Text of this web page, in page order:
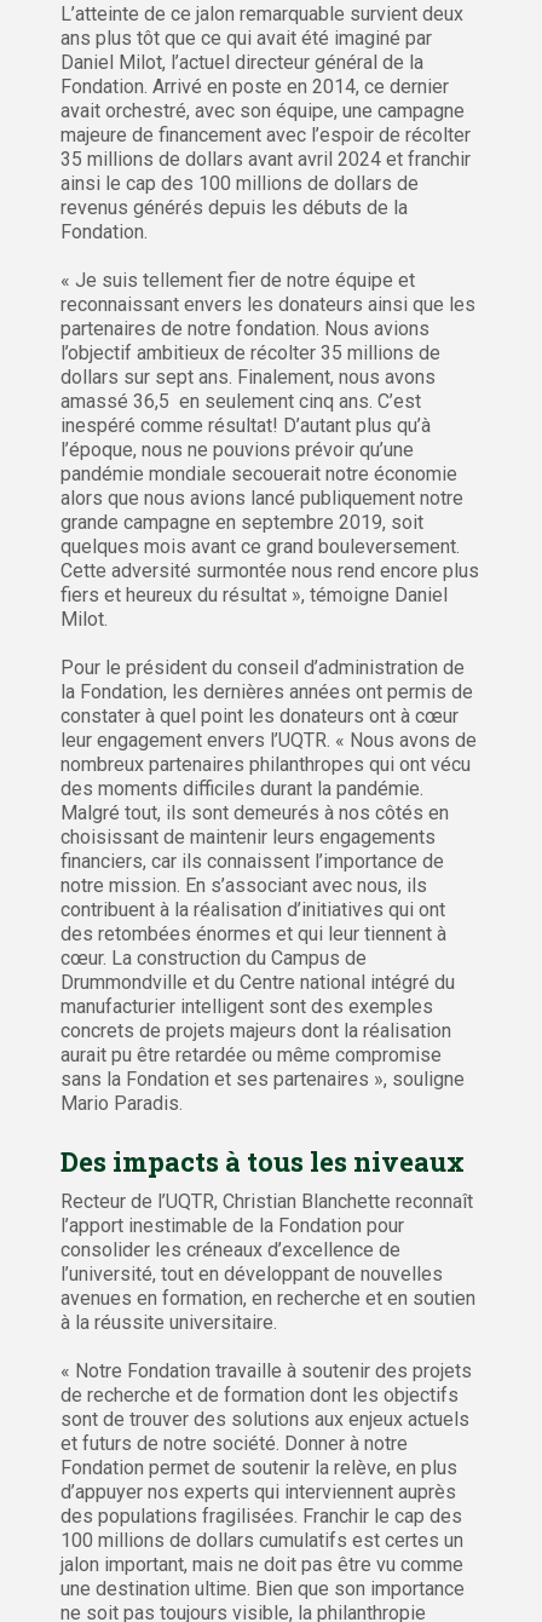
L’atteinte de ce jalon remarquable survient deux
ans plus tôt que ce qui avait été imaginé par
Daniel Milot, l’actuel directeur général de la
Fondation. Arrivé en poste en 2014, ce dernier
avait orchestré, avec son équipe, une campagne
majeure de financement avec l’espoir de récolter
35 millions de dollars avant avril 2024 et franchir
ainsi le cap des 100 millions de dollars de
revenus générés depuis les débuts de la
Fondation.
« Je suis tellement fier de notre équipe et
reconnaissant envers les donateurs ainsi que les
partenaires de notre fondation. Nous avions
l’objectif ambitieux de récolter 35 millions de
dollars sur sept ans. Finalement, nous avons
amassé 36,5 en seulement cinq ans. C’est
inespéré comme résultat! D’autant plus qu’à
l’époque, nous ne pouvions prévoir qu’une
pandémie mondiale secouerait notre économie
alors que nous avions lancé publiquement notre
grande campagne en septembre 2019, soit
quelques mois avant ce grand bouleversement.
Cette adversité surmontée nous rend encore plus
fiers et heureux du résultat », témoigne Daniel
Milot.
Pour le président du conseil d’administration de
la Fondation, les dernières années ont permis de
constater à quel point les donateurs ont à cœur
leur engagement envers l’UQTR. « Nous avons de
nombreux partenaires philanthropes qui ont vécu
des moments difficiles durant la pandémie.
Malgré tout, ils sont demeurés à nos côtés en
choisissant de maintenir leurs engagements
financiers, car ils connaissent l’importance de
notre mission. En s’associant avec nous, ils
contribuent à la réalisation d’initiatives qui ont
des retombées énormes et qui leur tiennent à
cœur. La construction du Campus de
Drummondville et du Centre national intégré du
manufacturier intelligent sont des exemples
concrets de projets majeurs dont la réalisation
aurait pu être retardée ou même compromise
sans la Fondation et ses partenaires », souligne
Mario Paradis.
Des impacts à tous les niveaux
Recteur de l’UQTR, Christian Blanchette reconnaît
l’apport inestimable de la Fondation pour
consolider les créneaux d’excellence de
l’université, tout en développant de nouvelles
avenues en formation, en recherche et en soutien
à la réussite universitaire.
« Notre Fondation travaille à soutenir des projets
de recherche et de formation dont les objectifs
sont de trouver des solutions aux enjeux actuels
et futurs de notre société. Donner à notre
Fondation permet de soutenir la relève, en plus
d’appuyer nos experts qui interviennent auprès
des populations fragilisées. Franchir le cap des
100 millions de dollars cumulatifs est certes un
jalon important, mais ne doit pas être vu comme
une destination ultime. Bien que son importance
ne soit pas toujours visible, la philanthropie